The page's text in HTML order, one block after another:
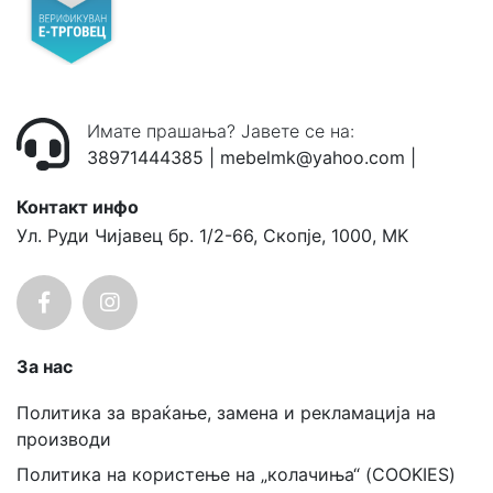
Имате прашања? Јавете се на:
38971444385
mebelmk@yahoo.com
Контакт инфо
Ул. Руди Чијавец бр. 1/2-66, Скопје, 1000, MK
За нас
Политика за враќање, замена и рекламација на
производи
Политика на користење на „колачиња“ (COOKIES)